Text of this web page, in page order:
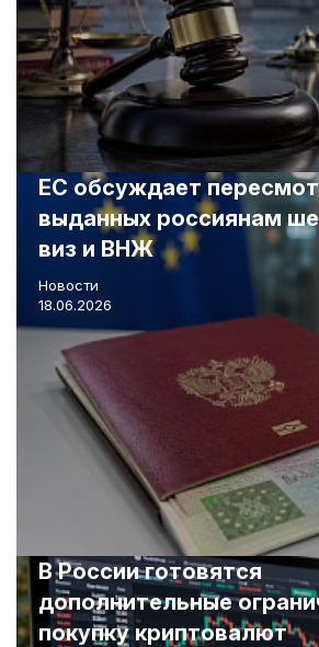
ЕС обсуждает
выданных россиянам
виз и ВНЖ
Новости
18.06.2026
В России готовятся
дополнительные
покупку криптовалют